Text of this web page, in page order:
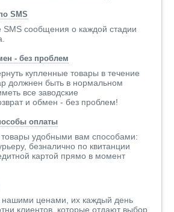
SMS
SMS сообщения о каждой стадии
- без проблем
купленные товары в течение
должнен быть в нормальном
все заводские
и обмен - без проблем!
оплаты
удобными вам способами:
безналично по квитанции
картой прямо в момент
ценами, их каждый день
клиентов, которые отдают выбор